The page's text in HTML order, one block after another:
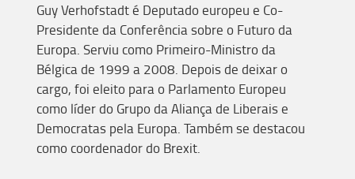
GuyVerhofstadté Deputado europeu e Co-
Presidente da Conferência sobre o Futuro da
Europa. Serviu como Primeiro-Ministro da
Bélgica de 1999 a 2008. Depois de deixar o
cargo, foi eleito para o Parlamento Europeu
como líder do Grupo da Aliança de Liberais e
Democratas pela Europa. Também se destacou
como coordenador do Brexit.